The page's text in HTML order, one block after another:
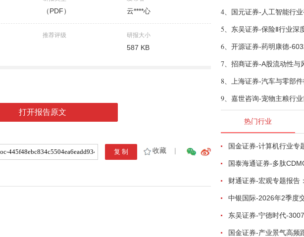
（PDF） 云****心
推荐评级 研报大小
587 KB
打开报告原文
收藏 |
4、
5、
6、
7、
8、
9、 嘉世咨询-宠物主粮行
热门行业